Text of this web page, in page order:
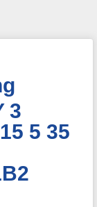
3
5 35